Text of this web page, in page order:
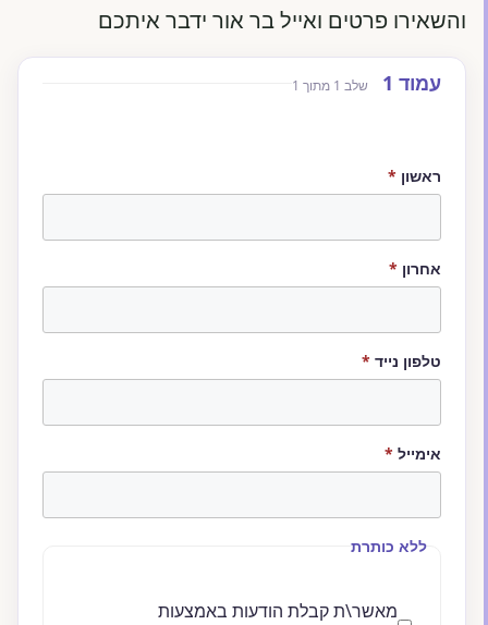
והשאירו פרטים ואייל בר אור ידבר איתכם
דלג לתוכן הטופס
Website (leave blank)
עמוד 1 שלב 1 מתוך 1
ראשון *חובה
אחרון *חובה
טלפון נייד *חובה
אימייל *חובה
ללא כותרת
מאשר\ת קבלת הודעות באמצעות